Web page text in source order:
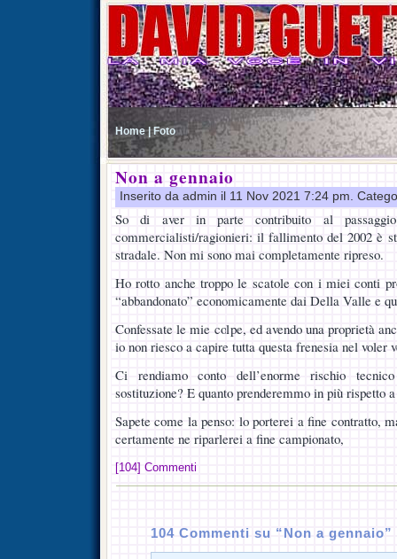
Home | Foto
Non a gennaio
Inserito da admin il 11 Nov 2021 7:24 pm.
So di aver in parte contribuito al
commercialisti/ragionieri: il fallimento del 2002 è
stradale. Non mi sono mai completamente ripreso.
Ho rotto anche troppo le scatole con i miei conti
“abbandonato” economicamente dai Della Valle e
Confessate le mie colpe, ed avendo una proprietà
io non riesco a capire tutta questa frenesia nel voler
Ci rendiamo conto dell’enorme rischio
sostituzione? E quanto prenderemmo in più rispetto
Sapete come la penso: lo porterei a fine contratto,
certamente ne riparlerei a fine campionato,
[104] Commenti
104 Commenti su “Non a gennaio”